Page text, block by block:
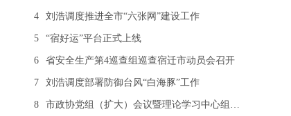
4 刘浩调度推进全市“六张网”建设工作
5 “宿好运”平台正式上线
6 省安全生产第4巡查组巡查宿迁市动员会召开
7 刘浩调度部署防御台风“白海豚”工作
8 市政协党组（扩大）会议暨理论学习中心组学习会召开